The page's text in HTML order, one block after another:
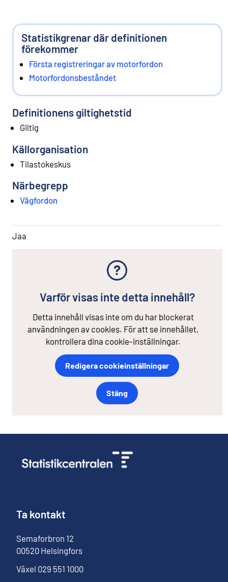
Statistikgrenar där definitionen
förekommer
Första registreringar av motorfordon
Motorfordonsbeståndet
Definitionens giltighetstid
Giltig
Källorganisation
Tilastokeskus
Närbegrepp
Vägfordon
Jaa
Varför visas inte detta innehåll?
Detta innehåll visas inte om du har blockerat
användningen av cookies. För att se innehållet,
kontrollera dina cookie-inställningar.
Redigera cookieinställningar
Stäng
Ta kontakt
Semaforbron 12
00520 Helsingfors
Växel 029 551 1000